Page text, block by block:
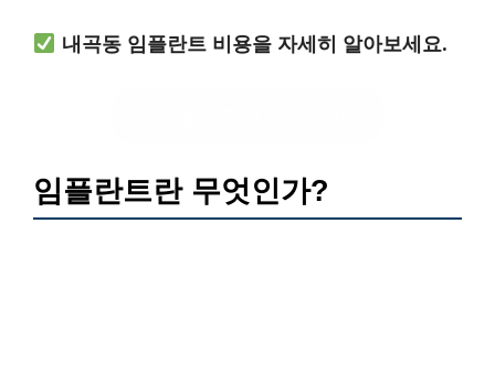
내곡동 임플란트 비용을 자세히 알아보세요.
임플란트란 무엇인가?